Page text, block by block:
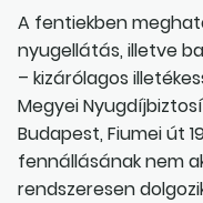
A fentiekben
nyugellátás, illetve
– kizárólagos
Megyei
Budapest, Fiumei út
fennállásának nem
rendszeresen